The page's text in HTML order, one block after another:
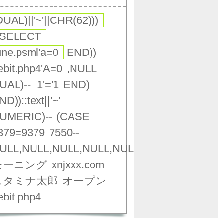
END))
,NULL
'1'='1 END)
(CASE
7550--
ーニング xnjxxx.com
タミナ太郎 オープン